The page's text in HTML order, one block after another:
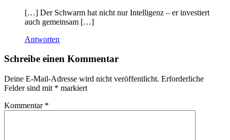
[…] Der Schwarm hat nicht nur Intelligenz – er investiert
auch gemeinsam […]
Antworten
Schreibe einen Kommentar
Deine E-Mail-Adresse wird nicht veröffentlicht. Erforderliche
Felder sind mit * markiert
Kommentar *